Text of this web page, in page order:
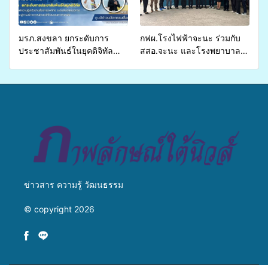
เหลื่อมล้ำ ยกระดับคุณภาพ
ชีวิตประชาชนอย่างยั่งยืน
มรภ.สงขลา ยกระดับการ
ประชาสัมพันธ์ในยุคดิจิทัล
กฟผ.โรงไฟฟ้าจะนะ ร่วมกับ
สสอ.จะนะ และโรงพยาบาล
ข่าวสาร ความรู้ วัฒนธรรม
© copyright 2026